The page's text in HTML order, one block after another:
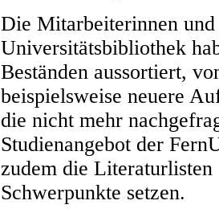
Die Mitarbeiterinnen
Universitätsbibliothek
Beständen aussortiert,
beispielsweise neuere
die nicht mehr
Studienangebot der
zudem die
Schwerpunkte setzen.